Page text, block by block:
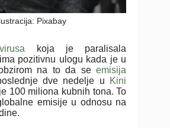
Pixabay
koja je paralisala
pozitivnu ulogu kada je u
na to da seemisija
dve nedelje u
Kini
100 miliona kubnih tona. To
emisije u odnosu na